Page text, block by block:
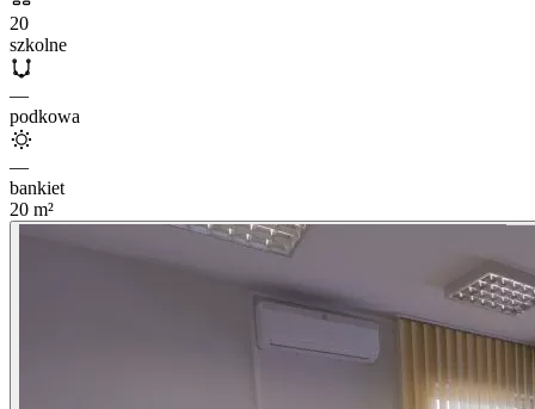
20
szkolne
—
podkowa
—
bankiet
20 m²